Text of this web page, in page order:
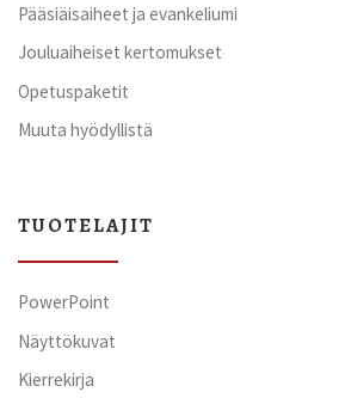
Pääsiäisaiheet ja evankeliumi
Jouluaiheiset kertomukset
Opetuspaketit
Muuta hyödyllistä
TUOTELAJIT
PowerPoint
Näyttökuvat
Kierrekirja